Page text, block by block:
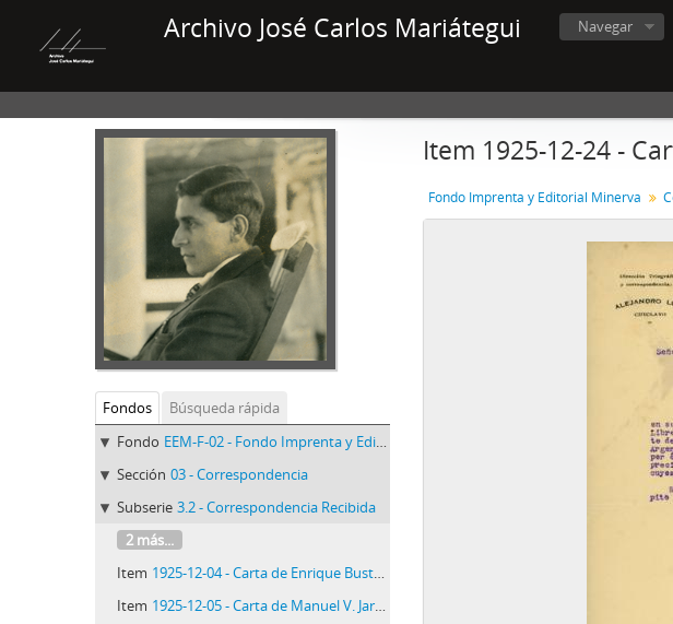
Archivo José Carlos Mariátegui Navegar
Fondos
Búsqueda rápida
Fondo EEM-F-02 - Fondo Imprenta y Editorial Minerva
Sección 03 - Correspondencia
Subserie 3.2 - Correspondencia Recibida
2 más...
Item 1925-12-04 - Carta de Enrique Bustamante y Ballivián, 4/12/1925
Item 1925-12-05 - Carta de Manuel V. Jaramillo, 5/12/1925
Item 1925-12-24 -
Fondo Imprenta y Editorial Minerva